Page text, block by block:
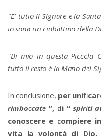
"E' tutto il Signore e la
io sono un ciabattino della
"Di mio in questa Piccola
tutto il resto è la Mano del
In conclusione, per
rimboccate ”, di “ spiriti
conoscere e compiere
vita la volontà di Dio.